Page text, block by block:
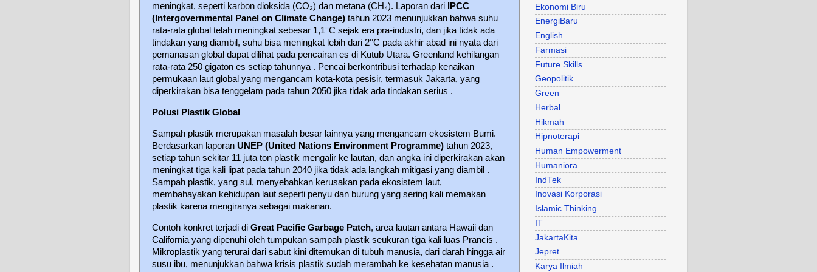
meningkat, seperti karbon dioksida (CO₂) dan metana (CH₄). Laporan dari
IPCC
(Intergovernmental Panel on Climate Change) tahun 2023 menunjukkan bahwa suhu
rata-rata global telah meningkat sebesar 1,1°C sejak era pra-industri, dan jika tidak ada
tindakan yang diambil, suhu bisa meningkat lebih dari 2°C pada akhir abad ini nyata dari
pemanasan global dapat dilihat pada pencairan es di Kutub Utara. Greenland kehilangan
rata-rata 250 gigaton es setiap tahunnya . Pencai berkontribusi terhadap kenaikan
permukaan laut global yang mengancam kota-kota pesisir, termasuk Jakarta, yang
diperkirakan bisa tenggelam pada tahun 2050 jika tidak ada tindakan serius .
Polusi Plastik Global
Sampah plastik merupakan masalah besar lainnya yang mengancam ekosistem Bumi.
Berdasarkan laporan UNEP (United Nations Environment Programme) tahun 2023,
setiap tahun sekitar 11 juta ton plastik mengalir ke lautan, dan angka ini diperkirakan akan
meningkat tiga kali lipat pada tahun 2040 jika tidak ada langkah mitigasi yang diambil .
Sampah plastik, yang sul, menyebabkan kerusakan pada ekosistem laut,
membahayakan kehidupan laut seperti penyu dan burung yang sering kali memakan
plastik karena mengiranya sebagai makanan.
Contoh konkret terjadi di Great Pacific Garbage Patch, area lautan antara Hawaii dan
California yang dipenuhi oleh tumpukan sampah plastik seukuran tiga kali luas Prancis .
Mikroplastik yang terurai dari sabut kini ditemukan di tubuh manusia, dari darah hingga air
susu ibu, menunjukkan bahwa krisis plastik sudah merambah ke kesehatan manusia .
Ekonomi Biru
EnergiBaru
English
Farmasi
Future Skills
Geopolitik
Green
Herbal
Hikmah
Hipnoterapi
Human Empowerment
Humaniora
IndTek
Inovasi Korporasi
Islamic Thinking
IT
JakartaKita
Jepret
Karya Ilmiah